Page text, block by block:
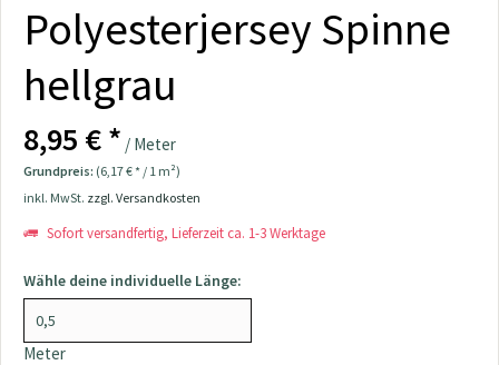
Polyesterjersey Spinne
hellgrau
8,95 € * / Meter
Grundpreis: (6,17 € * / 1 m²)
inkl. MwSt. zzgl. Versandkosten
Sofort versandfertig, Lieferzeit ca. 1-3 Werktage
Wähle deine individuelle Länge:
Meter